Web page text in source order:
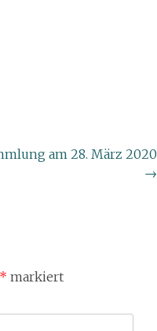
am 28. März 2020
→
* markiert